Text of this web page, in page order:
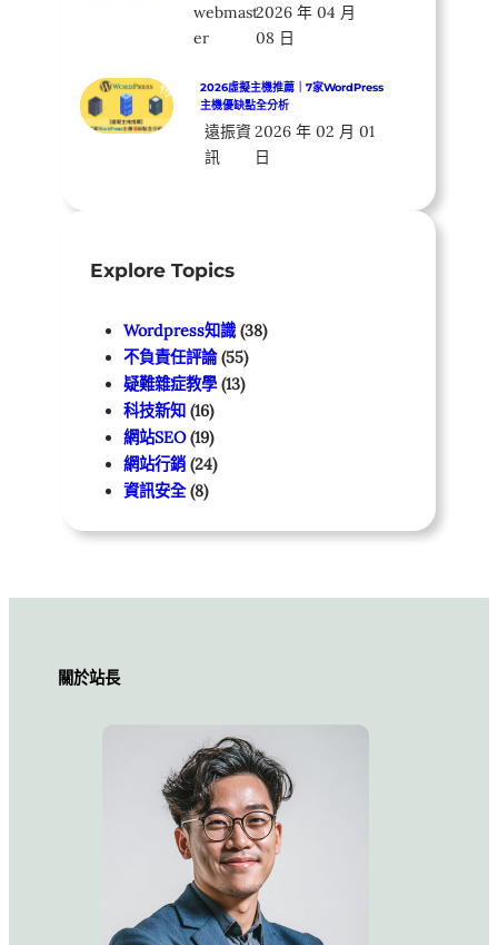
webmast
er
2026 年 04 月
08 日
2026虛擬主機推薦｜7家WordPress
主機優缺點全分析
遠振資
訊
2026 年 02 月 01
日
Explore Topics
Wordpress知識 (38)
不負責任評論(55)
疑難雜症教學 (13)
科技新知 (16)
網站SEO(19)
網站行銷 (24)
資訊安全(8)
關於站長